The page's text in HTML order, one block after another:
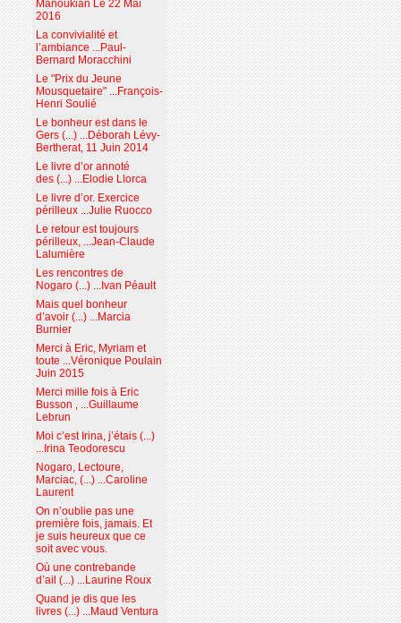
Manoukian Le 22 Mai
2016
La convivialité et
l’ambiance ...Paul-
Bernard Moracchini
Le "Prix du Jeune
Mousquetaire" ...François-
Henri Soulié
Le bonheur est dans le
Gers (...) ...Déborah Lévy-
Bertherat, 11 Juin 2014
Le livre d’or annoté
des (...) ...Elodie Llorca
Le livre d’or. Exercice
périlleux ...Julie Ruocco
Le retour est toujours
périlleux, ...Jean-Claude
Lalumière
Les rencontres de
Nogaro (...) ...Ivan Péault
Mais quel bonheur
d’avoir (...) ...Marcia
Burnier
Merci à Eric, Myriam et
toute ...Véronique Poulain
Juin 2015
Merci mille fois à Eric
Busson , ...Guillaume
Lebrun
Moi c’est Irina, j’étais (...)
...Irina Teodorescu
Nogaro, Lectoure,
Marciac, (...) ...Caroline
Laurent
On n’oublie pas une
première fois, jamais. Et
je suis heureux que ce
soit avec vous.
Où une contrebande
d’ail (...) ...Laurine Roux
Quand je dis que les
livres (...) ...Maud Ventura